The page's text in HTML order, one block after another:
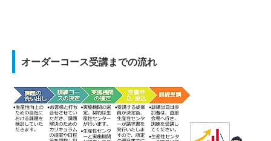
オーダーコース受講までの流れ